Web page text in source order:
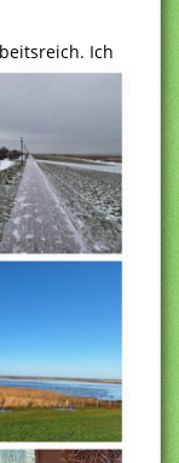
Ich